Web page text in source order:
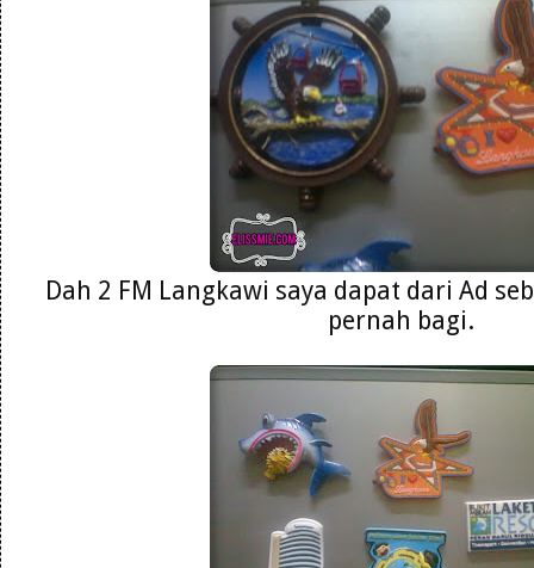
Dah 2 FM Langkawi saya dapat dari Ad
pernah bagi.